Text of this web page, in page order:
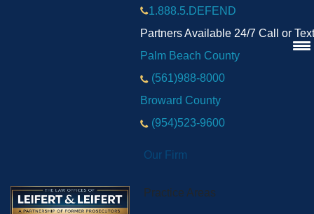
1.888.5.DEFEND
Partners Available 24/7 Call or Text
Palm Beach County
(561)988-8000
Broward County
(954)523-9600
Our Firm
Practice Areas